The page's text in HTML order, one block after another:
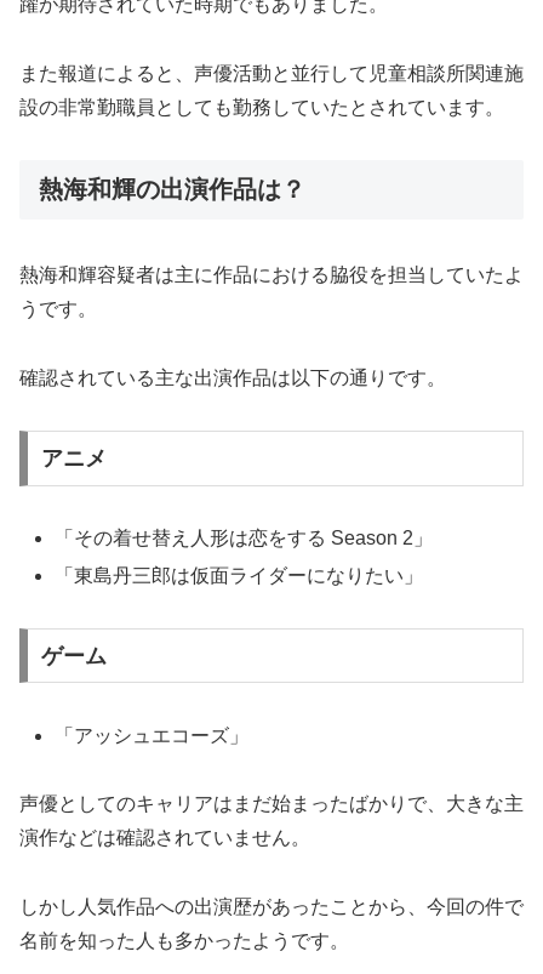
躍が期待されていた時期でもありました。
また報道によると、声優活動と並行して児童相談所関連施
設の非常勤職員としても勤務していたとされています。
熱海和輝の出演作品は？
熱海和輝容疑者は主に作品における脇役を担当していたよ
うです。
確認されている主な出演作品は以下の通りです。
アニメ
「その着せ替え人形は恋をする Season 2」
「東島丹三郎は仮面ライダーになりたい」
ゲーム
「アッシュエコーズ」
声優としてのキャリアはまだ始まったばかりで、大きな主
演作などは確認されていません。
しかし人気作品への出演歴があったことから、今回の件で
名前を知った人も多かったようです。